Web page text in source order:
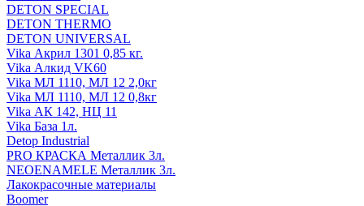
DETON SPECIAL
DETON THERMO
DETON UNIVERSAL
Vika Акрил 1301 0,85 кг.
Vika Алкид VK60
Vika МЛ 1110, МЛ 12 2,0кг
Vika МЛ 1110, МЛ 12 0,8кг
Vika АК 142, НЦ 11
Vika База 1л.
Detop Industrial
PRO КРАСКА Металлик 3л.
NEOENAMELE Металлик 3л.
Лакокрасочные материалы
Boomer